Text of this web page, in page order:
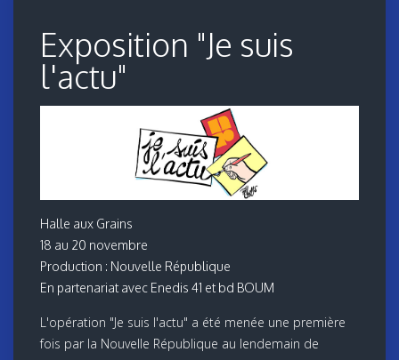
Exposition "Je suis
l'actu"
Halle aux Grains
18 au 20 novembre
Production : Nouvelle République
En partenariat avec Enedis 41 et bd BOUM
L'opération "Je suis l'actu" a été menée une première
fois par la Nouvelle République au lendemain de